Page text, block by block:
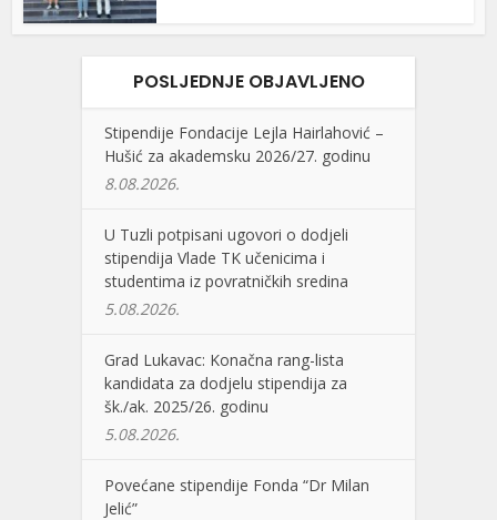
POSLJEDNJE OBJAVLJENO
Stipendije Fondacije Lejla Hairlahović –
Hušić za akademsku 2026/27. godinu
8.08.2026.
U Tuzli potpisani ugovori o dodjeli
stipendija Vlade TK učenicima i
studentima iz povratničkih sredina
5.08.2026.
Grad Lukavac: Konačna rang-lista
kandidata za dodjelu stipendija za
šk./ak. 2025/26. godinu
5.08.2026.
Povećane stipendije Fonda “Dr Milan
Jelić”